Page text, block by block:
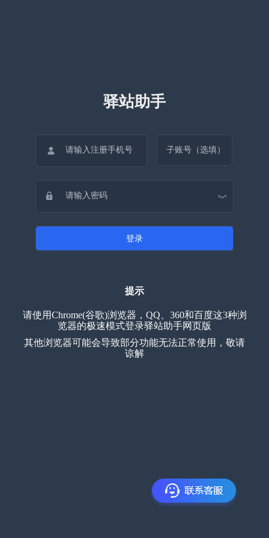
驿站助手
登录
提示
请使用Chrome(谷歌)浏览器，QQ、360和百度这3种浏
览器的极速模式登录驿站助手网页版
其他浏览器可能会导致部分功能无法正常使用，敬请
谅解